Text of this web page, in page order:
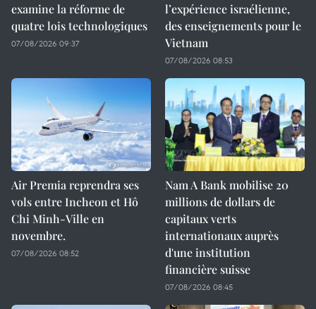
examine la réforme de
quatre lois technologiques
07/08/2026 09:37
l’expérience israélienne,
des enseignements pour le
Vietnam
07/08/2026 08:53
Air Premia reprendra ses
vols entre Incheon et Hô
Chi Minh-Ville en
novembre.
07/08/2026 08:52
Nam A Bank mobilise 20
millions de dollars de
capitaux verts
internationaux auprès
d'une institution
financière suisse
07/08/2026 08:45